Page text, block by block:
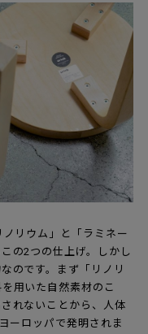
リウム」と「ラミネー
の2つの仕上げ。しかし
のです。まず「リノリ
用いた自然素材のこ
れないことから、人体
ーロッパで発明されま